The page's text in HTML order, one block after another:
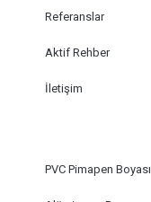
Referanslar
Aktif Rehber
İletişim
PVC Pimapen Boyası